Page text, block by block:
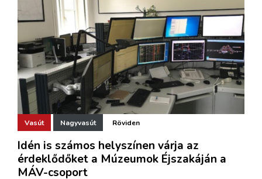
Vasút Nagyvasút Röviden
Idén is számos helyszínen várja az
érdeklődőket a Múzeumok Éjszakáján a
MÁV-csoport